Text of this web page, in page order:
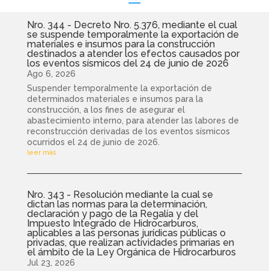
Nro. 344 - Decreto Nro. 5.376, mediante el cual
se suspende temporalmente la exportación de
materiales e insumos para la construcción
destinados a atender los efectos causados por
los eventos sísmicos del 24 de junio de 2026
Ago 6, 2026
Suspender temporalmente la exportación de
determinados materiales e insumos para la
construcción, a los fines de asegurar el
abastecimiento interno, para atender las labores de
reconstrucción derivadas de los eventos sísmicos
ocurridos el 24 de junio de 2026.
leer más
Nro. 343 - Resolución mediante la cual se
dictan las normas para la determinación,
declaración y pago de la Regalía y del
Impuesto Integrado de Hidrocarburos,
aplicables a las personas jurídicas públicas o
privadas, que realizan actividades primarias en
el ámbito de la Ley Orgánica de Hidrocarburos
Jul 23, 2026